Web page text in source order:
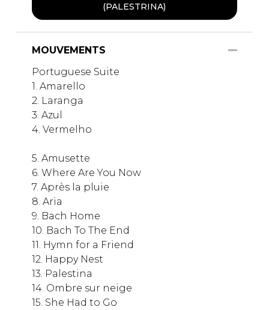
(PALESTRINA)
MOUVEMENTS
Portuguese Suite
1. Amarello​​
2. Laranga​​
3. Azul​​​
4. Vermelho​​
5. Amusette​​
6. Where Are You Now​
7. Après la pluie​​
8. Aria​​​
9. Bach Home​​
10. Bach To The End​
11. Hymn for a Friend​
12. Happy Nest​​
13. Palestina​​
14. Ombre sur neige​
15. She Had to Go​​